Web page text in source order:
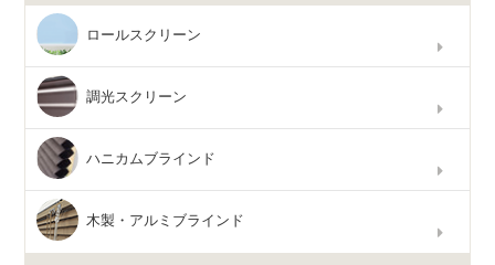
ロールスクリーン
調光スクリーン
ハニカムブラインド
木製・アルミブラインド